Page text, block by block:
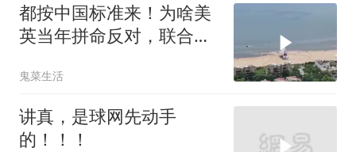
都按中国标准来！为啥美
英当年拼命反对，联合国
鬼菜生活
讲真，是球网先动手
的！！！